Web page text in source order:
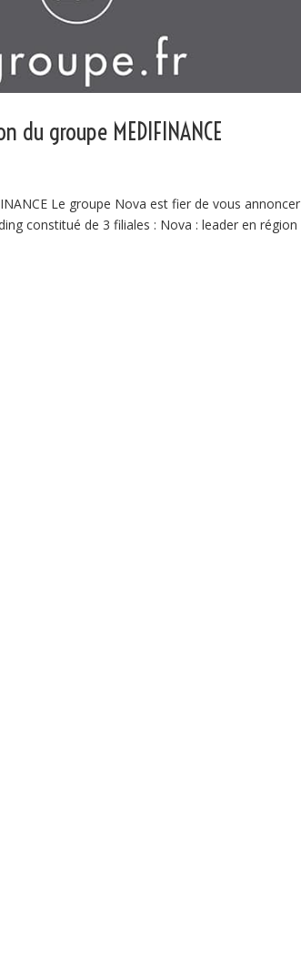
du groupe MEDIFINANCE
Le groupe Nova est fier de vous annoncer
constitué de 3 filiales : Nova : leader en région